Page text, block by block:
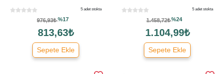
5 adet stokta
976,93₺%17
813,63₺
Sepete Ekle
5 adet stokta
1.458,72₺%24
1.104,99₺
Sepete Ekle